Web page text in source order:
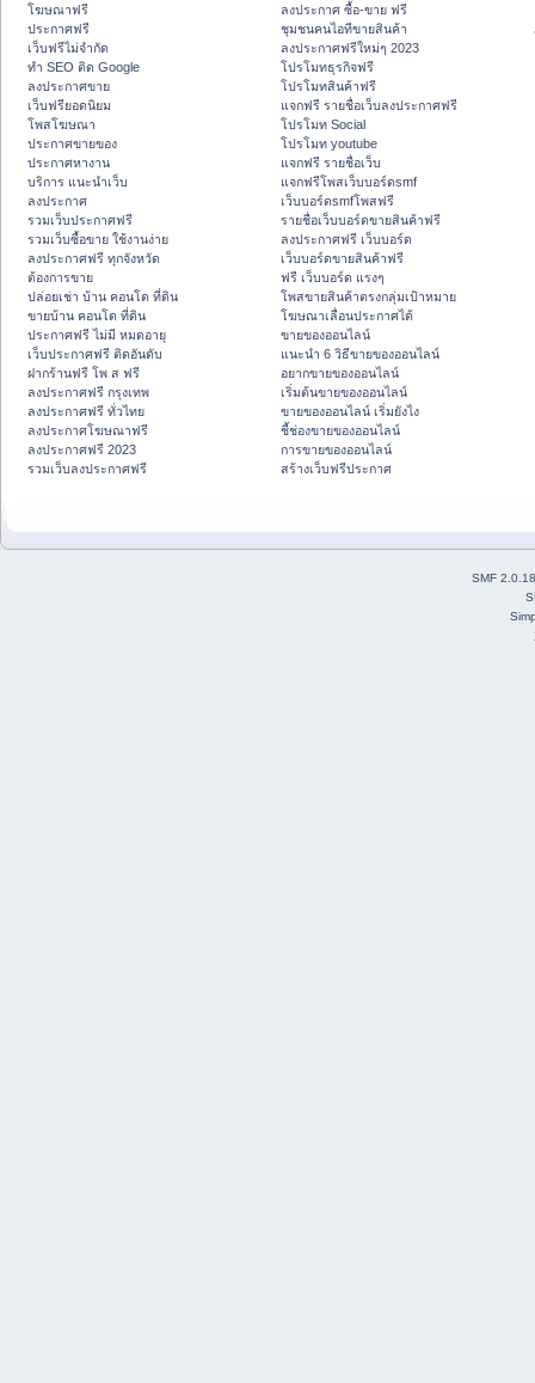
โฆษณาฟรี
ประกาศฟรี
เว็บฟรีไม่จำกัด
ทำ SEO ติด Google
ลงประกาศขาย
เว็บฟรียอดนิยม
โพสโฆษณา
ประกาศขายของ
ประกาศหางาน
บริการ แนะนำเว็บ
ลงประกาศ
รวมเว็บประกาศฟรี
รวมเว็บซื้อขาย ใช้งานง่าย
ลงประกาศฟรี ทุกจังหวัด
ต้องการขาย
ปล่อยเช่า บ้าน คอนโด ที่ดิน
ขายบ้าน คอนโด ที่ดิน
ประกาศฟรี ไม่มี หมดอายุ
เว็บประกาศฟรี ติดอันดับ
ฝากร้านฟรี โพ ส ฟรี
ลงประกาศฟรี กรุงเทพ
ลงประกาศฟรี ทั่วไทย
ลงประกาศโฆษณาฟรี
ลงประกาศฟรี 2023
รวมเว็บลงประกาศฟรี
ลงประกาศ ซื้อ-ขาย ฟรี
ชุมชนคนไอทีขายสินค้า
ลงประกาศฟรีใหม่ๆ 2023
โปรโมทธุรกิจฟรี
โปรโมทสินค้าฟรี
แจกฟรี รายชื่อเว็บลงประกาศฟรี
โปรโมท Social
โปรโมท youtube
แจกฟรี รายชื่อเว็บ
แจกฟรีโพสเว็บบอร์ดsmf
เว็บบอร์ดsmfโพสฟรี
รายชื่อเว็บบอร์ดขายสินค้าฟรี
ลงประกาศฟรี เว็บบอร์ด
เว็บบอร์ดขายสินค้าฟรี
ฟรี เว็บบอร์ด แรงๆ
โพสขายสินค้าตรงกลุ่มเป้าหมาย
โฆษณาเลื่อนประกาศได้
ขายของออนไลน์
แนะนำ 6 วิธีขายของออนไลน์
อยากขายของออนไลน์
เริ่มต้นขายของออนไลน์
ขายของออนไลน์ เริ่มยังไง
ชี้ช่องขายของออนไลน์
การขายของออนไลน์
สร้างเว็บฟรีประกาศ
SMF 2.0.18